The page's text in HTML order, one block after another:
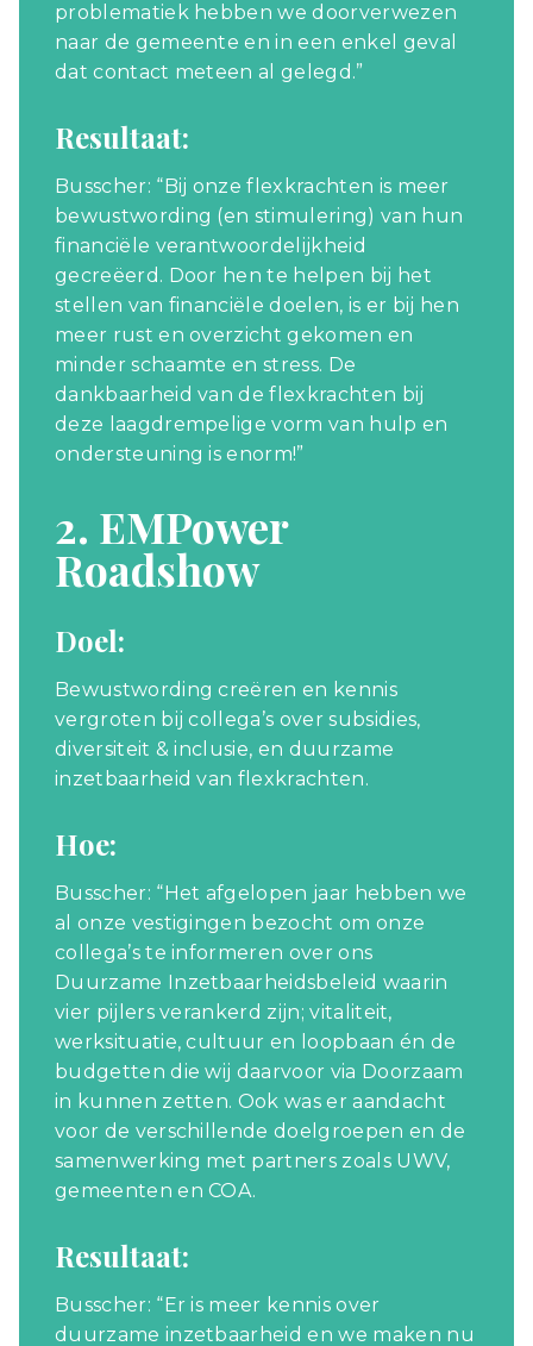
problematiek hebben we doorverwezen
naar de gemeente en in een enkel geval
dat contact meteen al gelegd.”
Resultaat:
Busscher: “Bij onze flexkrachten is meer
bewustwording (en stimulering) van hun
financiële verantwoordelijkheid
gecreëerd. Door hen te helpen bij het
stellen van financiële doelen, is er bij hen
meer rust en overzicht gekomen en
minder schaamte en stress. De
dankbaarheid van de flexkrachten bij
deze laagdrempelige vorm van hulp en
ondersteuning is enorm!”
2. EMPower
Roadshow
Doel:
Bewustwording creëren en kennis
vergroten bij collega’s over subsidies,
diversiteit & inclusie, en duurzame
inzetbaarheid van flexkrachten.
Hoe:
Busscher: “Het afgelopen jaar hebben we
al onze vestigingen bezocht om onze
collega’s te informeren over ons
Duurzame Inzetbaarheidsbeleid waarin
vier pijlers verankerd zijn; vitaliteit,
werksituatie, cultuur en loopbaan én de
budgetten die wij daarvoor via Doorzaam
in kunnen zetten. Ook was er aandacht
voor de verschillende doelgroepen en de
samenwerking met partners zoals UWV,
gemeenten en COA.
Resultaat:
Busscher: “Er is meer kennis over
duurzame inzetbaarheid en we maken nu